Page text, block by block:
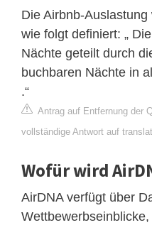
Die Airbnb-
wie folgt definiert: „
Nächte geteilt durch
buchbaren Nächte in
.“
Antrag auf Entfernung der
vollständige Antwort auf
Wofür wird
AirDNA verfügt über